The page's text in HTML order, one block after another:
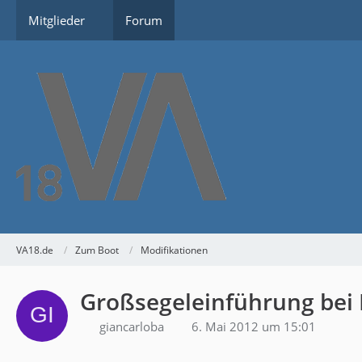
Mitglieder Forum
VA18.de Zum Boot Modifikationen
Großsegeleinführung
giancarloba 6. Mai 2012 um 15:01